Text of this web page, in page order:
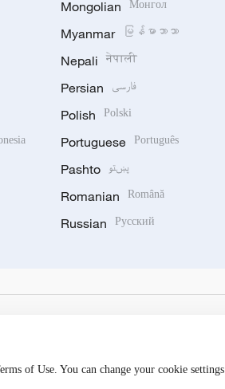
Mongolian Монгол
Myanmar မြန်မာဘာသာ
Nepali नेपाली
Persian فارسی
Polish Polski
Portuguese Português
Pashto پښتو
Romanian Română
Russian Русский
of Use. You can change your cookie settings